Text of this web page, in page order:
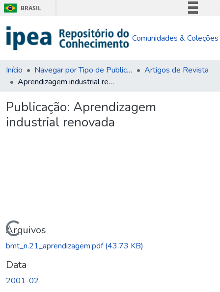
BRASIL
Comunica BR
Acesso à informação
Comunidades & Coleções
Início Navegar por Tipo de Publicação
Artigos de Revista
Aprendizagem industrial renovada
Publicação: Aprendizagem
industrial renovada
Carregando...
Arquivos
bmt_n.21_aprendizagem.pdf(43.73 KB)
Data
2001-02